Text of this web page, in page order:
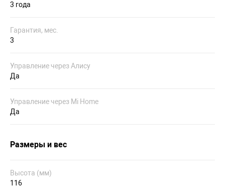
3 года
Гарантия, мес.
3
Управление через Алису
Да
Управление через Mi Home
Да
Размеры и вес
Высота (мм)
116